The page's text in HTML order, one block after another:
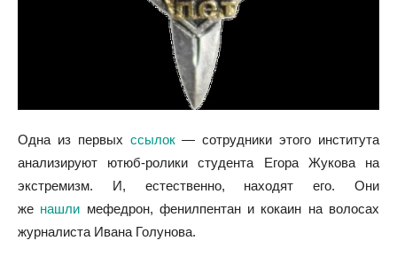
Одна из первых ссылок— сотрудники этого института
анализируют ютюб-ролики студента Егора Жукова на
экстремизм. И, естественно, находят его. Они
же нашли мефедрон, фенилпентан и кокаин на волосах
журналиста Ивана Голунова.